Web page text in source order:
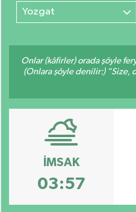
Yozgat
Onlar (kâfirler) orada şöyle
(Onlara şöyle denilir:) "Size,
İMSAK
03:57